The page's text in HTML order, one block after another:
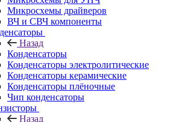
Микросхемы драйверов
ВЧ и СВЧ компоненты
Назад
Конденсаторы
Конденсаторы электролитические
Конденсаторы керамические
Конденсаторы плёночные
Чип конденсаторы
Назад